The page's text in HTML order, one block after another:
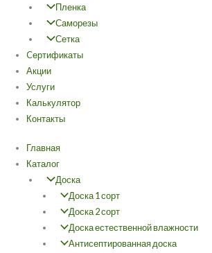
Пленка
Саморезы
Сетка
Cертификаты
Акции
Услуги
Калькулятор
Контакты
Главная
Каталог
Доска
Доска 1 сорт
Доска 2 сорт
Доска естественной влажности
Антисептированная доска